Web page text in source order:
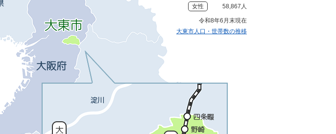
女性 58,867人
令和8年6月末現在
大東市人口・世帯数の推移